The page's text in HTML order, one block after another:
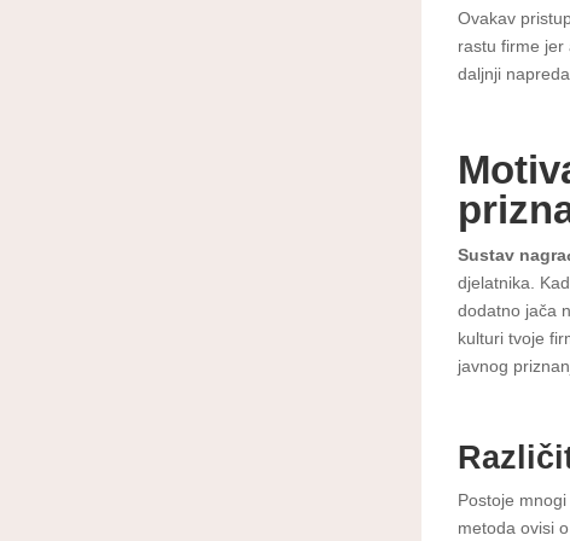
Ovakav
rastu firme jer
daljnji
Sustav
djelatnika.
dodatno jača
kulturi tvoje
javnog
Postoje
metoda ovisi